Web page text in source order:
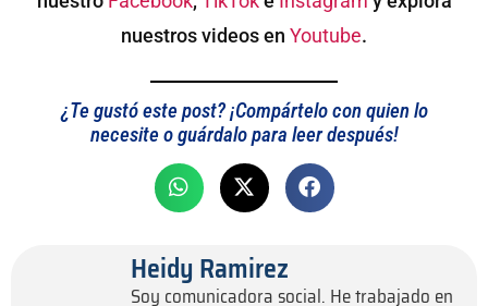
nuestros videos en Youtube.
¿Te gustó este post? ¡Compártelo con quien lo
necesite o guárdalo para leer después!
Heidy Ramirez
Soy comunicadora social. He trabajado en